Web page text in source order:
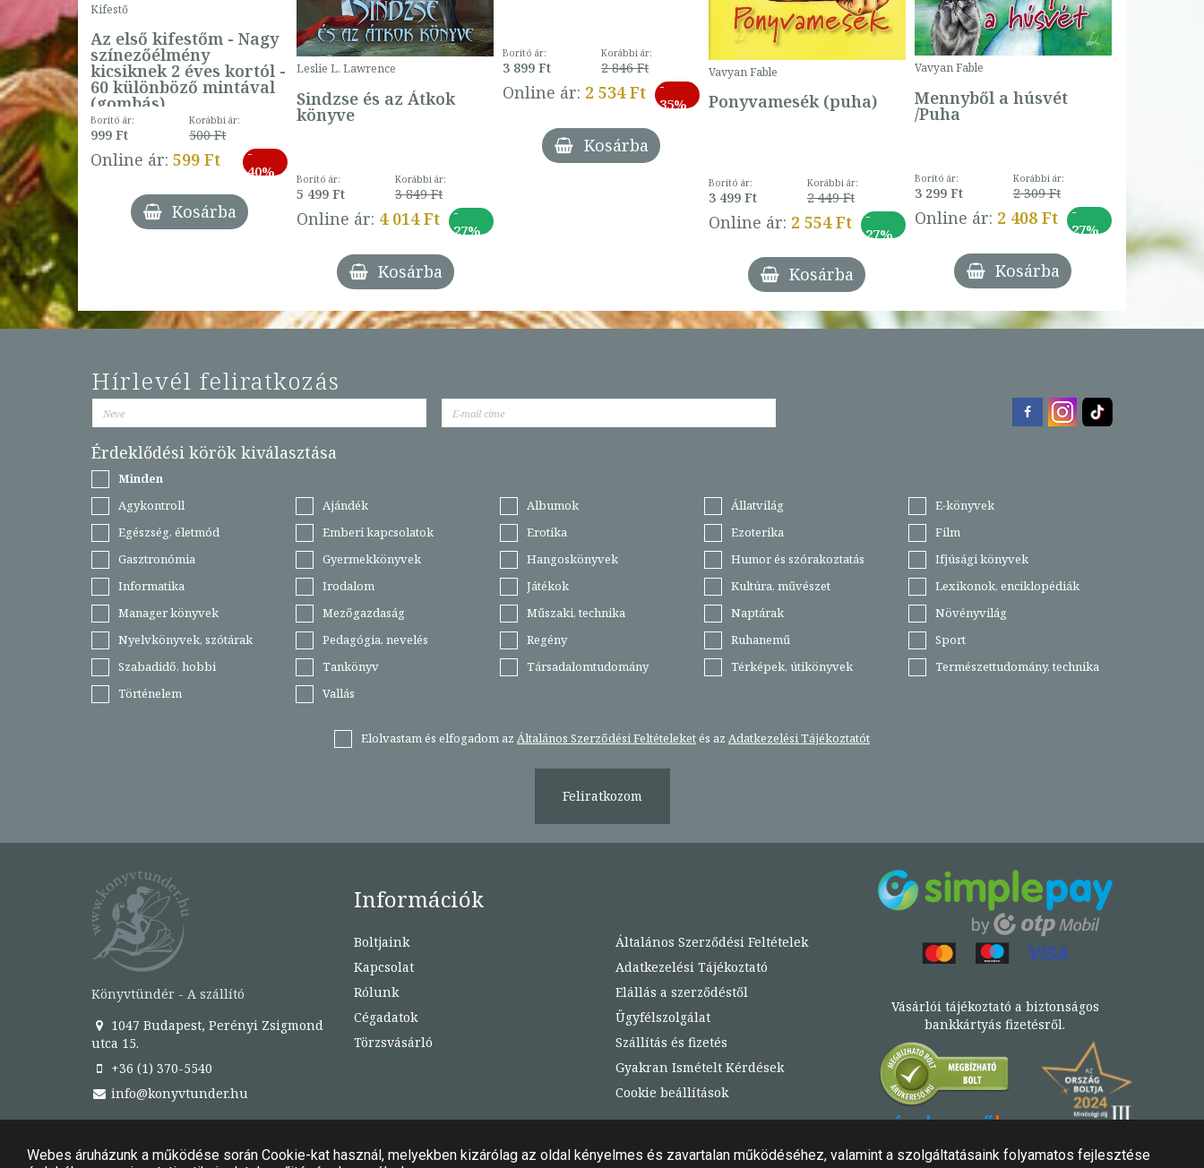
-
ár:
Ft
Ft
-
27%
Kifestő
Az első kifestőm - Nagy
színezőélmény
kicsiknek 2 éves kortól -
60 különböző mintával
(gombás)
Borító ár:
999 Ft
Korábbi ár:
500 Ft
Online ár: 599 Ft
-
40%
Kosárba
Leslie L. Lawrence
Sindzse és az Átkok
könyve
Borító ár:
5 499 Ft
Korábbi ár:
3 849 Ft
Online ár: 4 014 Ft
-
27%
Kosárba
Borító ár:
3 899 Ft
Korábbi ár:
2 846 Ft
Online ár: 2 534 Ft
-
35%
Kosárba
Vavyan Fable
Ponyvamesék (puha)
Borító ár:
3 499 Ft
Korábbi ár:
2 449 Ft
Online ár: 2 554 Ft
-
27%
Kosárba
Vavyan Fable
Mennyből a húsvét
/Puha
Borító ár:
3 299 Ft
Korábbi ár:
2 309 Ft
Online ár: 2 408 Ft
-
27%
Kosárba
Hírlevél feliratkozás
Érdeklődési körök kiválasztása
Minden
Agykontroll
Ajándék Albumok Állatvilág
E-könyvek
Egészség, életmód
Emberi kapcsolatok Erotika Ezoterika
Film
Gasztronómia
Gyermekkönyvek Hangoskönyvek Humor és szórakoztatás
Ifjúsági könyvek
Informatika
Irodalom Játékok Kultúra, művészet
Lexikonok, enciklopédiák
Manager könyvek
Mezőgazdaság Műszaki, technika Naptárak
Növényvilág
Nyelvkönyvek, szótárak
Pedagógia, nevelés Regény Ruhanemű
Sport
Szabadidő, hobbi
Tankönyv Társadalomtudomány Térképek, útikönyvek
Természettudomány, technika
Történelem
Vallás
Elolvastam és elfogadom az Általános Szerződési Feltételeketés az Adatkezelési Tájékoztatót
Feliratkozom
Könyvtündér - A szállító
1047 Budapest, Perényi Zsigmond
utca 15.
+36 (1) 370-5540
info@konyvtunder.hu
Információk
Boltjaink
Kapcsolat
Rólunk
Cégadatok
Törzsvásárló
Általános Szerződési Feltételek
Adatkezelési Tájékoztató
Elállás a szerződéstől
Ügyfélszolgálat
Szállítás és fizetés
Gyakran Ismételt Kérdések
Cookie beállítások
Vásárlói tájékoztató a biztonságos
bankkártyás fizetésről.
Könyv az Árukeresőn